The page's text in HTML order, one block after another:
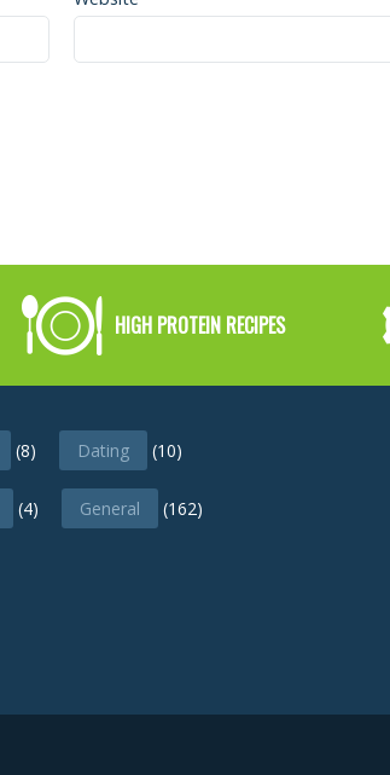
HIGH PROTEIN RECIPES
(8) Dating (10)
(4) General (162)